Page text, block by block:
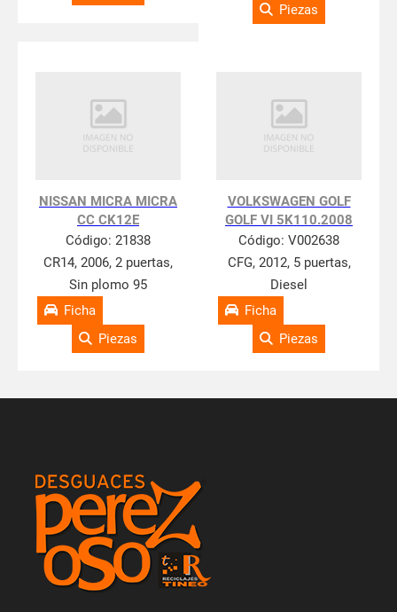
Piezas
NISSAN MICRA MICRA
CC CK12E
Código: 21838
CR14, 2006, 2 puertas,
Sin plomo 95
Ficha
Piezas
VOLKSWAGEN GOLF
GOLF VI 5K110.2008
Código: V002638
CFG, 2012, 5 puertas,
Diesel
Ficha
Piezas